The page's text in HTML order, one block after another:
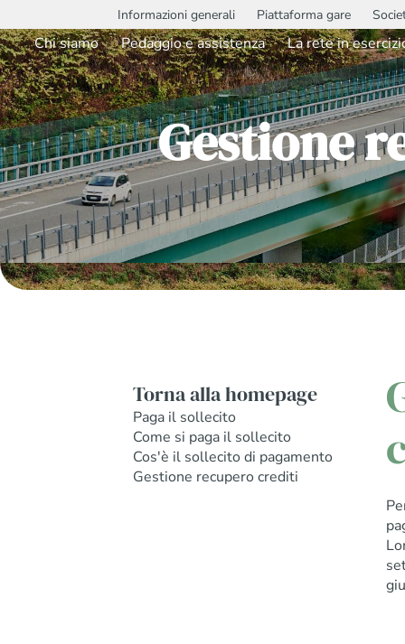
Informazioni generali Piattaforma gare
Chi siamo Pedaggio e assistenza La rete in
Gestione
Torna alla homepage
Paga il sollecito
Come si paga il sollecito
Cos'è il sollecito di pagamento
Gestione recupero crediti